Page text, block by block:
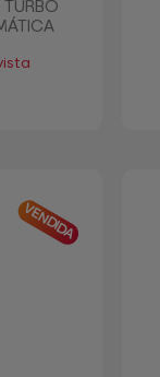
TURBO
VENDIDA